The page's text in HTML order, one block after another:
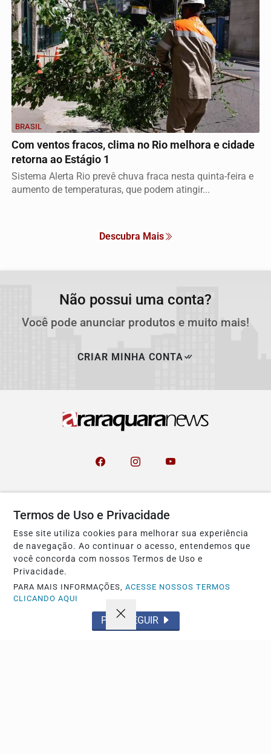
BRASIL
Com ventos fracos, clima no Rio melhora e cidade
retorna ao Estágio 1
Sistema Alerta Rio prevê chuva fraca nesta quinta-feira e
aumento de temperaturas, que podem atingir...
Descubra Mais
Não possui uma conta?
Você pode anunciar produtos e muito mais!
CRIAR MINHA CONTA
Navegue
Tecnologia
Policial
Economia
Saúde
Falecimento
Região
Cultura
Meio ambiente
Termos de Uso e Privacidade
Esse site utiliza cookies para melhorar sua experiência
de navegação. Ao continuar o acesso, entendemos que
você concorda com nossos Termos de Uso e
Privacidade.
PARA MAIS INFORMAÇÕES,ACESSE NOSSOS TERMOS
CLICANDO AQUI
PROSSEGUIR